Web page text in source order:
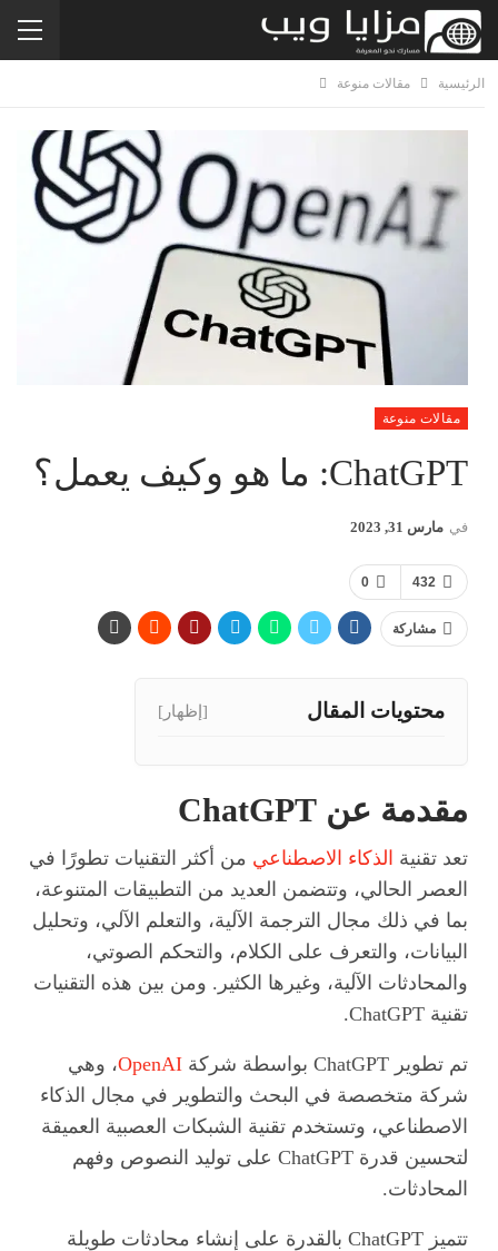
الرئيسية مقالات منوعة
مقالات منوعة
ChatGPT: ما هو وكيف يعمل؟
في مارس 31, 2023
0 432
مشاركة
محتويات المقال [إظهار]
مقدمة عن ChatGPT
تعد تقنية الذكاء الاصطناعي من أكثر التقنيات تطورًا في
العصر الحالي، وتتضمن العديد من التطبيقات المتنوعة،
بما في ذلك مجال الترجمة الآلية، والتعلم الآلي، وتحليل
البيانات، والتعرف على الكلام، والتحكم الصوتي،
والمحادثات الآلية، وغيرها الكثير. ومن بين هذه التقنيات
تقنية ChatGPT.
تم تطوير ChatGPT بواسطة شركة OpenAI، وهي
شركة متخصصة في البحث والتطوير في مجال الذكاء
الاصطناعي، وتستخدم تقنية الشبكات العصبية العميقة
لتحسين قدرة ChatGPT على توليد النصوص وفهم
المحادثات.
تتميز ChatGPT بالقدرة على إنشاء محادثات طويلة